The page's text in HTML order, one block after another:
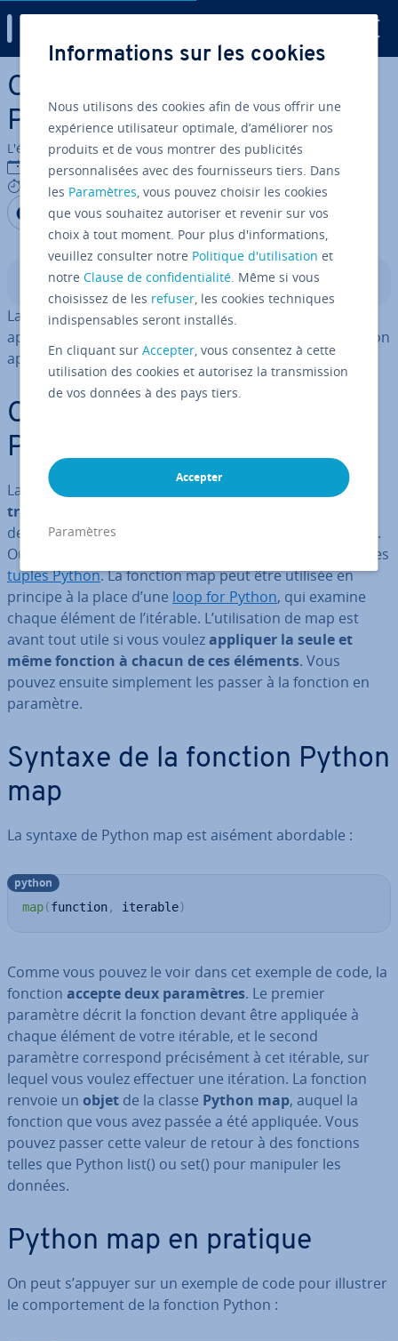
Aller au contenu principal
Com­prendre et appliquer
Python map
L'équipe édi­to­riale IONOS
18/07/2023
6 mins
Partager sur Facebook
Partager sur Twitter
Partager sur LinkedIn
Sommaire
La fonction map intégrée à Python est utilisée pour
appliquer une fonction à tous les éléments de ce que l’on
appelle un « itérable ».
Champs d’ap­pli­ca­tion de
Python map
La fonction Python map est un
moyen élégant de
traiter les contenus des itérables
des objets Python à travers lesquels vous pouvez itérer.
Outre les
, on y trouve aussi par exemple les
tuples Python. La fonction map peut être utilisée en
principe à la place d’une loop for Python, qui examine
chaque élément de l’itérable. L’uti­li­sa­tion de map est
avant tout utile si vous voulezappliquer la seule et
même fonction à chacun de ces éléments. Vous
pouvez ensuite sim­ple­ment les passer à la fonction en
paramètre.
Syntaxe de la fonction Python
map
La syntaxe de Python map est aisément abordable :
map(function, iterable)
python
Comme vous pouvez le voir dans cet exemple de code, la
fonction accepte deux pa­ra­mètres. Le premier
paramètre décrit la fonction devant être appliquée à
chaque élément de votre itérable, et le second
paramètre cor­res­pond pré­ci­sé­ment à cet itérable, sur
lequel vous voulez effectuer une itération. La fonction
renvoie un objet de la classe Python map, auquel la
fonction que vous avez passée a été appliquée. Vous
pouvez passer cette valeur de retour à des fonctions
telles que Python list() ou set() pour manipuler les
données.
Python map en pratique
On peut s’appuyer sur un exemple de code pour illustrer
le com­por­te­ment de la fonction Python :
Informations sur les cookies
Nous utilisons des cookies afin de vous offrir une
expérience utilisateur optimale, d’améliorer nos
produits et de vous montrer des publicités
personnalisées avec des fournisseurs tiers. Dans
les Paramètres, vous pouvez choisir les cookies
que vous souhaitez autoriser et revenir sur vos
choix à tout moment. Pour plus d'informations,
veuillez consulter notre Politique d'utilisation et
notreClause de confidentialité. Même si vous
choisissez de les refuser, les cookies techniques
indispensables seront installés.
En cliquant surAccepter, vous consentez à cette
utilisation des cookies et autorisez la transmission
de vos données à des pays tiers.
Accepter
Paramètres